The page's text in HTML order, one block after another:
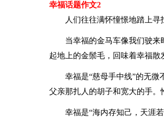
幸福话题作文2
人们往往满怀憧憬地踏上寻
当幸福的金马车像我们驶
起地上的金鬃毛，回味着幸福散
幸福是“慈母手中线”的无
父亲那扎人的胡子和宽大的手。
幸福是“海内存知己，天涯